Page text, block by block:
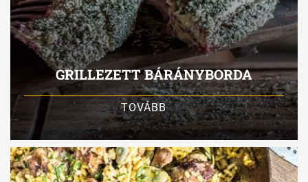
GRILLEZETT BÁRÁNYBORDA
TOVÁBB